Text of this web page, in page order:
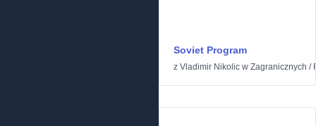
Soviet Program
z Vladimir Nikolic w Zagranicznych /